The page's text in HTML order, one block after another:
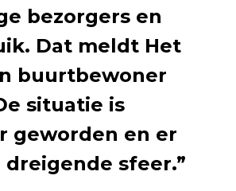
bezorgers en
Dat meldt Het
buurtbewoner
situatie is
geworden en er
sfeer.”